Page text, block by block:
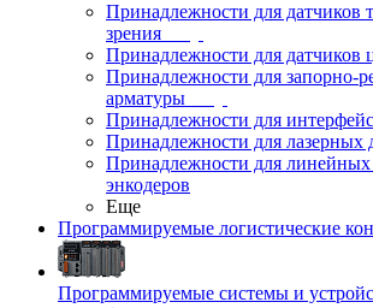
Принадлежности для датчиков
зрения
Принадлежности для датчиков
Принадлежности для запорно-
арматуры
Принадлежности для
Принадлежности для лазерных
Принадлежности для
энкодеров
Еще
Программируемые логистические
Программируемые системы и